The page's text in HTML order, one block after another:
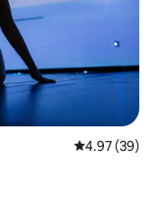
レビュー39
4.97 (39)